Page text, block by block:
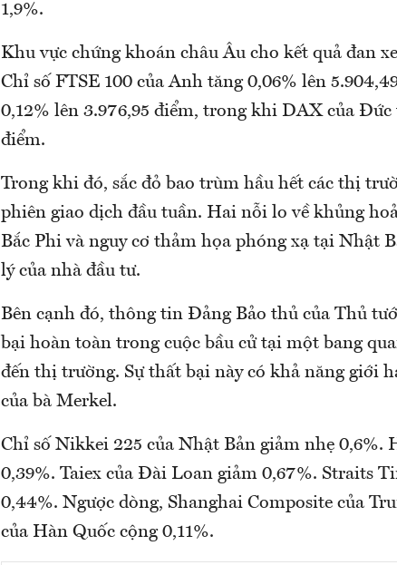
1,9%.
Khu vực chứng khoán châu Âu cho kết quả đan
Chỉ số FTSE 100 của Anh tăng 0,06% lên
0,12% lên 3.976,95 điểm, trong khi DAX của Đức
điểm.
Trong khi đó, sắc đỏ bao trùm hầu hết các thị
phiên giao dịch đầu tuần. Hai nỗi lo về khủng
Bắc Phi và nguy cơ thảm họa phóng xạ tại Nhật
lý của nhà đầu tư.
Bên cạnh đó, thông tin Đảng Bảo thủ của Thủ
bại hoàn toàn trong cuộc bầu cử tại một bang
đến thị trường. Sự thất bại này có khả năng giới
của bà Merkel.
Chỉ số Nikkei 225 của Nhật Bản giảm nhẹ 0,6%.
0,39%. Taiex của Đài Loan giảm 0,67%. Straits
0,44%. Ngược dòng, Shanghai Composite của
của Hàn Quốc cộng 0,11%.